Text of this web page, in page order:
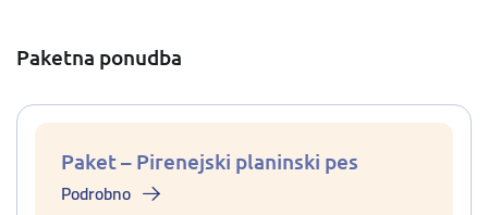
Paketna ponudba
Paket – Pirenejski planinski pes
Podrobno